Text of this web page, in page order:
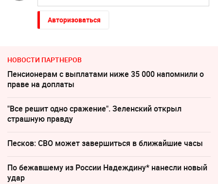
Авторизоваться
НОВОСТИ ПАРТНЕРОВ
Пенсионерам с выплатами ниже 35 000 напомнили о
праве на доплаты
"Все решит одно сражение". Зеленский открыл
страшную правду
Песков: СВО может завершиться в ближайшие часы
По бежавшему из России Надеждину* нанесли новый
удар